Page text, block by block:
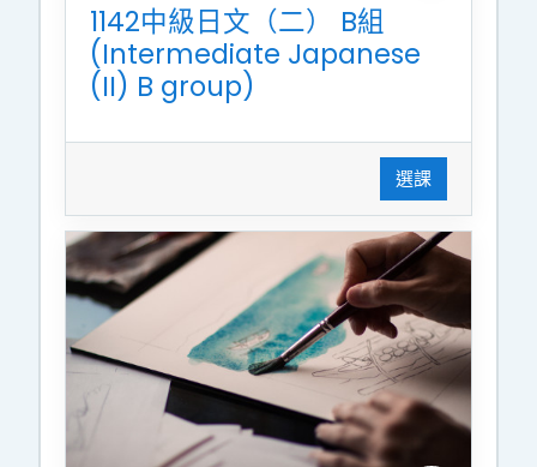
1142中級日文（二） B組
(Intermediate Japanese
(II) B group)
選課